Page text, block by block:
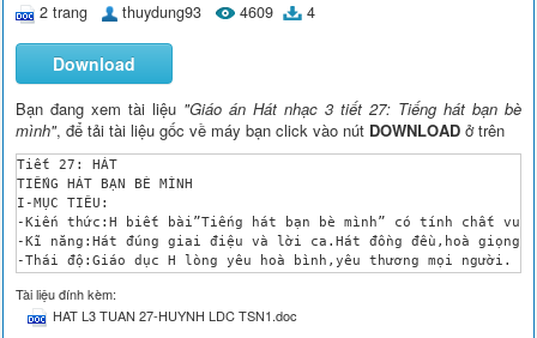
2 trang thuydung93 4609 4
Download
Bạn đang xem tài liệu "Giáo án Hát nhạc 3 tiết 27: Tiếng hát bạn bè
mình", để tải tài liệu gốc về máy bạn click vào nút DOWNLOAD ở trên
Tiết 27: HÁT
TIẾNG HÁT BẠN BÈ MÌNH
I-MỤC TIÊU:
-Kiến thức:H biết bài”Tiếng hát bạn bè mình” có tính chất
-Kĩ năng:Hát đúng giai điệu và lời ca.Hát đồng đều,hoà
-Thái độ:Giáo dục H lòng yêu hoà bình,yêu thương mọi người.
II-ĐDDH:
-Hát thuộc,hát đúng nhạc,đúng lời bài hát với tính chất vui
-Tranh minh họa cho bài hát.1 vài nhạc cụ gõ đơn giản.
Tài liệu đính kèm:
HAT L3 TUAN 27-HUYNH LDC TSN1.doc